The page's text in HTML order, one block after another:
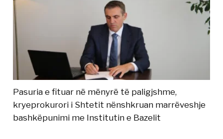
Pasuria e fituar në mënyrë të paligjshme,
kryeprokurori i Shtetit nënshkruan marrëveshje
bashkëpunimi me Institutin e Bazelit